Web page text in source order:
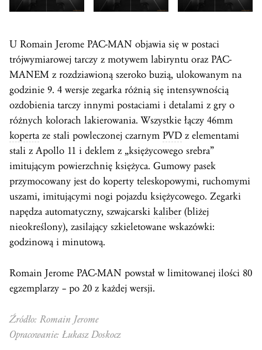
U Romain Jerome PAC-MAN objawia się w postaci
trójwymiarowej tarczy z motywem labiryntu oraz PAC-
MANEM z rozdziawioną szeroko buzią, ulokowanym na
godzinie 9. 4 wersje zegarka różnią się intensywnością
ozdobienia tarczy innymi postaciami i detalami z gry o
różnych kolorach lakierowania. Wszystkie łączy 46mm
koperta ze stali powleczonej czarnym PVD z elementami
stali z Apollo 11 i deklem z „księżycowego srebra”
imitującym powierzchnię księżyca. Gumowy pasek
przymocowany jest do koperty teleskopowymi, ruchomymi
uszami, imitującymi nogi pojazdu księżycowego. Zegarki
napędza automatyczny, szwajcarski kaliber (bliżej
nieokreślony), zasilający szkieletowane wskazówki:
godzinową i minutową.
Romain Jerome PAC-MAN powstał w limitowanej ilości 80
egzemplarzy – po 20 z każdej wersji.
Źródło: Romain Jerome
Opracowanie: Łukasz Doskocz